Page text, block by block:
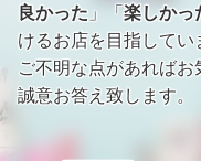
良かった」「楽しかっ
けるお店を目指してい
ご不明な点があれば
誠意お答え致します。